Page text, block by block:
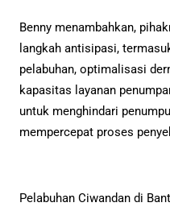
Benny menambahkan,
langkah antisipasi,
pelabuhan, optimalisasi
kapasitas layanan
untuk menghindari
mempercepat proses
Pelabuhan Ciwandan di